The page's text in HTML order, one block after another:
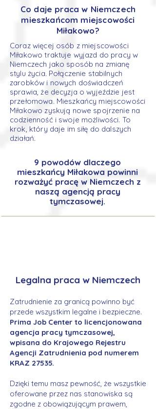
Co daje praca w Niemczech
mieszkańcom miejscowości
Miłakowo?
Coraz więcej osób z miejscowości
Miłakowo traktuje wyjazd do pracy w
Niemczech jako sposób na zmianę
stylu życia. Połączenie stabilnych
zarobków i nowych doświadczeń
sprawia, że decyzja o wyjeździe jest
przełomowa. Mieszkańcy miejscowości
Miłakowo zyskują nowe spojrzenie na
codzienność i swoje możliwości. To
krok, który daje im siłę do dalszych
działań.
9 powodów dlaczego
mieszkańcy Miłakowa powinni
rozważyć pracę w Niemczech z
naszą agencją pracy
tymczasowej.
Legalna praca w Niemczech
Zatrudnienie za granicą powinno być
przede wszystkim legalne i bezpieczne.
Prima Job Center to licencjonowana
agencja pracy tymczasowej,
wpisana do Krajowego Rejestru
Agencji Zatrudnienia pod numerem
KRAZ 27535.
Dzięki temu masz pewność, że wszystkie
oferowane przez nas stanowiska są
zgodne z obowiązującym prawem,